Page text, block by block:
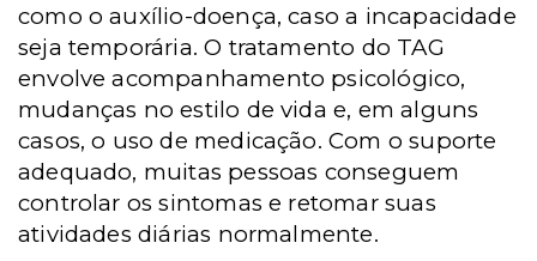
como o auxílio-doença, caso a incapacidade
seja temporária. O tratamento do TAG
envolve acompanhamento psicológico,
mudanças no estilo de vida e, em alguns
casos, o uso de medicação. Com o suporte
adequado, muitas pessoas conseguem
controlar os sintomas e retomar suas
atividades diárias normalmente.